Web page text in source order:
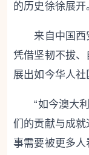
的历史徐徐展开
来自中国西安
凭借坚韧不拔
展出如今华人社
“如今澳大利
们的贡献与成
事需要被更多人